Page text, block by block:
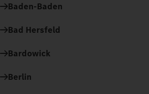
Baden-Baden
Bad Hersfeld
Bardowick
Berlin